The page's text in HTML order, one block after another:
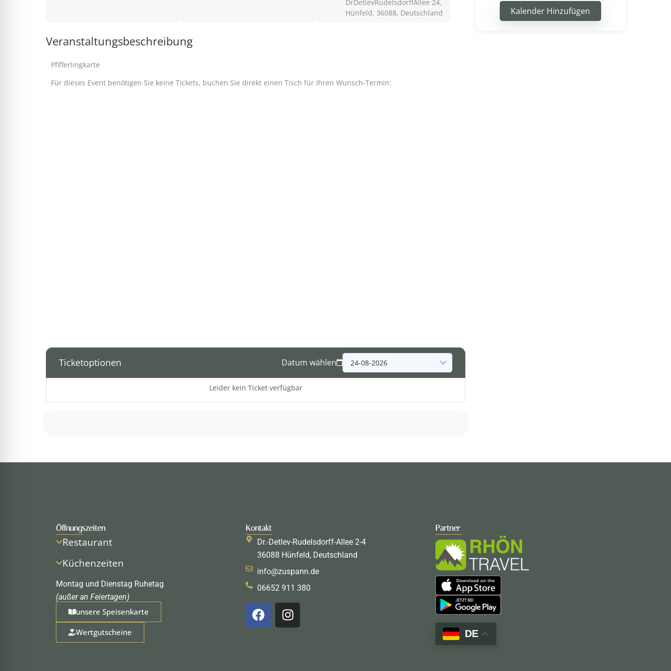
DrDetlevRudelsdorffAllee 24,
Hünfeld, 36088, Deutschland
Veranstaltungsbeschreibung
Pfifferlingkarte
Für dieses Event benötigen Sie keine Tickets, buchen Sie direkt einen Tisch für Ihren Wunsch-Termin:
Ticketoptionen Datum wählen
Leider kein Ticket verfügbar
Kalender Hinzufügen
Öffnungszeiten
Restaurant
Küchenzeiten
Montag und Dienstag Ruhetag
(außer an Feiertagen)
unsere Speisenkarte
Wertgutscheine
Kontakt
Dr.-Detlev-Rudelsdorff-Allee 2-4
36088 Hünfeld, Deutschland
info@zuspann.de
06652 911 380
F
a
c
I
n
s
Partner
DE